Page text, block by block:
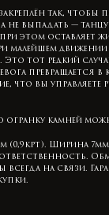
так, чтобы
не выпадать —
этом оставляет
малейшем
Это тот редкий
превращается
что вы управляете
огранку камней
(0,9крт). Ширина
всегда на связи.